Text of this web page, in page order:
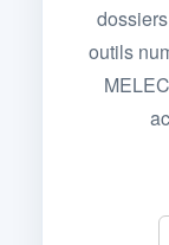
outils